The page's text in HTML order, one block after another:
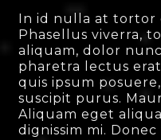
In id nulla at tortor
Phasellus viverra,
aliquam, dolor
pharetra lectus
quis ipsum
suscipit purus.
Aliquam eget
dignissim mi.